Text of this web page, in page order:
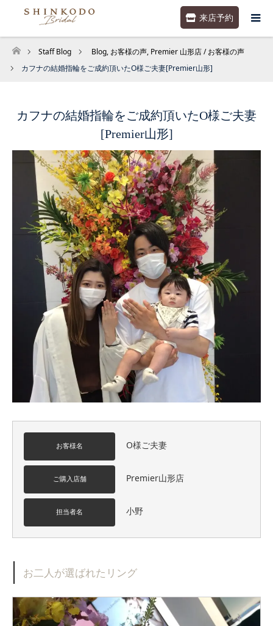
来店予約
ホーム
Staff Blog Blog, お客様の声, Premier 山形店 / お客様の声
カフナの結婚指輪をご成約頂いたO様ご夫妻[Premier山形]
カフナの結婚指輪をご成約頂いたO様ご夫妻
[Premier山形]
お客様名 O様ご夫妻
ご購入店舗 Premier山形店
担当者名 小野
お二人が選ばれたリング